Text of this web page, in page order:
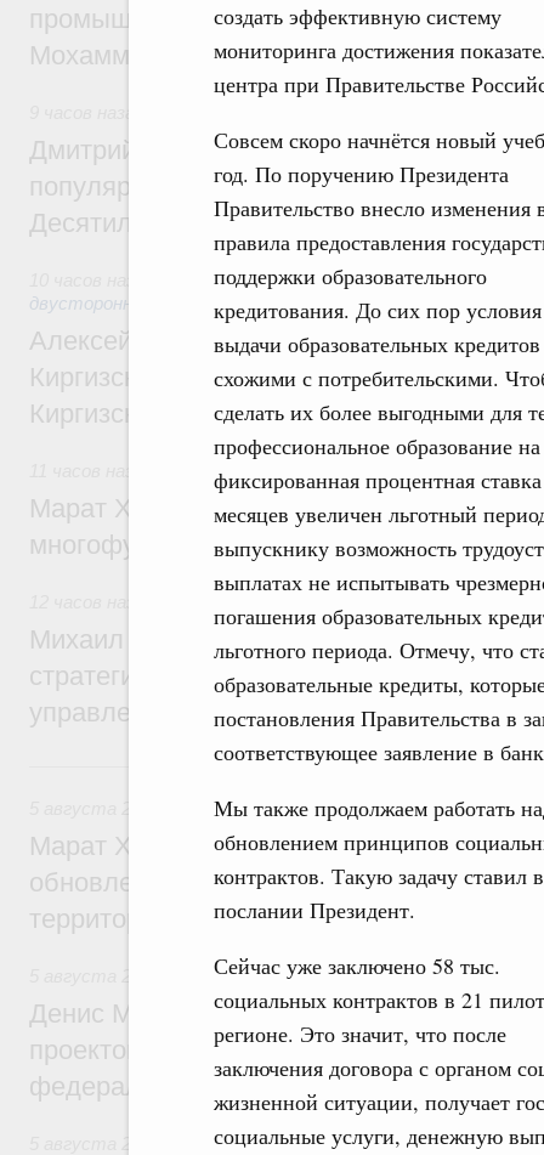
создать эффективную систему
мониторинга достижения
центра при Правительстве
Совсем скоро начнётся новый
год. По поручению Президента
Правительство внесло изменения
правила предоставления
поддержки образовательного
кредитования. До сих пор условия
выдачи образовательных
схожими с потребительскими.
сделать их более выгодными для
профессиональное образование
фиксированная процентная
месяцев увеличен льготный
выпускнику возможность
выплатах не испытывать
погашения образовательных
льготного периода. Отмечу, что
образовательные кредиты,
постановления Правительства в
соответствующее заявление в
Мы также продолжаем работать
обновлением принципов
контрактов. Такую задачу ставил
послании Президент.
Сейчас уже заключено 58 тыс.
социальных контрактов в 21
регионе. Это значит, что после
заключения договора с органом
жизненной ситуации, получает
социальные услуги, денежную
промышленности, недропользования и
Мохаммадом Атабаком
Дмитрий Чернышенко: Порядка 110
популярного туризма в 35 регионах
Десятилетия науки и технологий
Экономические и гуманитарные
двусторонней основе
Алексей Оверчук принял участие в
Киргизского экономического форума и
Киргизской межрегиональной
Дорожное хозяйство
Марат Хуснуллин: На двух скоростных
многофункциональные зоны дорожного
Технологическое развитие. Инновации
Михаил Мишустин дал поручения по
стратегической сессии о
управления научно-технологическим
Вчера
Жилищно-коммунальное хозяйство
Марат Хуснуллин: Более 4,3 тыс.
обновлено в России при участии Фонда
территорий
Инструменты развития территорий.
Денис Мантуров провёл совещание по
проектов института кураторства в
федеральном округе
Молодёжная политика